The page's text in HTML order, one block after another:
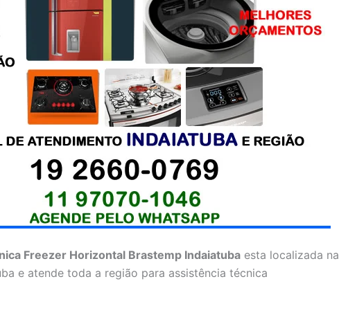
Freezer Horizontal Brastemp Indaiatuba esta localizada na
e atende toda a região para assistência técnica